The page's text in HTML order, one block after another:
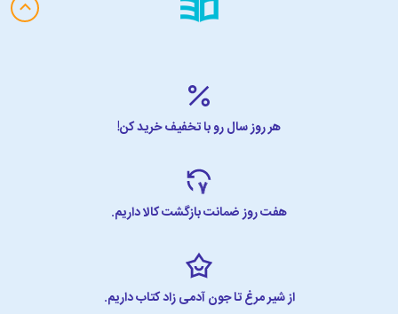
هر روز سال رو با تخفیف خرید کن!
هفت روز ضمانت بازگشت کالا داریم.
از شیر مرغ تا جون آدمی زاد کتاب داریم.